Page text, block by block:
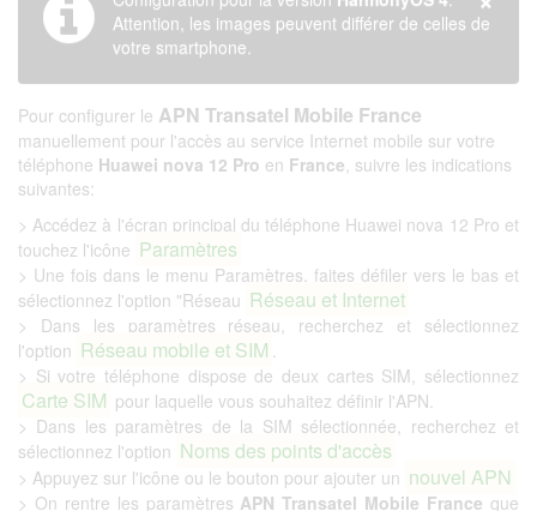
Attention, les images peuvent différer de celles de
votre smartphone.
Pour configurer le APN Transatel Mobile France
manuellement pour l'accès au service Internet mobile sur votre
téléphone Huawei nova 12 Pro en France, suivre les indications
suivantes:
> Accédez à l'écran principal du téléphone Huawei nova 12 Pro et
touchez l'icône Paramètres
> Une fois dans le menu Paramètres, faites défiler vers le bas et
sélectionnez l'option "Réseau Réseau et Internet
> Dans les paramètres réseau, recherchez et sélectionnez
l'option Réseau mobile et SIM .
> Si votre téléphone dispose de deux cartes SIM, sélectionnez
Carte SIM pour laquelle vous souhaitez définir l'APN.
> Dans les paramètres de la SIM sélectionnée, recherchez et
sélectionnez l'option Noms des points d'accès
> Appuyez sur l'icône ou le bouton pour ajouter un nouvel APN
> On rentre les paramètres APN Transatel Mobile France que